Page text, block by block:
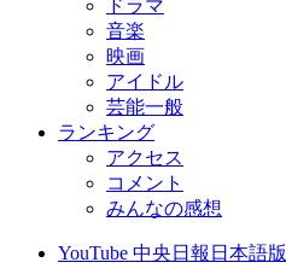
ドラマ
音楽
映画
アイドル
芸能一般
ランキング
アクセス
コメント
みんなの感想
YouTube 中央日報日本語版